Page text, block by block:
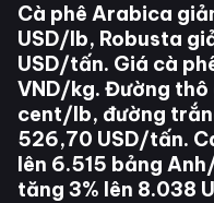
Cà phê Arabica
USD/lb, Robusta
USD/tấn. Giá cà
VND/kg. Đường thô
cent/lb, đường
526,70 USD/tấn.
lên 6.515 bảng
tăng 3% lên 8.038